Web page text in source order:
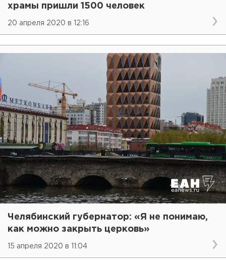
храмы пришли 1500 человек
20 апреля 2020 в 12:16
Челябинский губернатор: «Я не понимаю,
как можно закрыть церковь»
15 апреля 2020 в 11:04